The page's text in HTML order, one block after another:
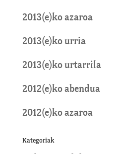
2013(e)ko azaroa
2013(e)ko urria
2013(e)ko urtarrila
2012(e)ko abendua
2012(e)ko azaroa
Kategoriak